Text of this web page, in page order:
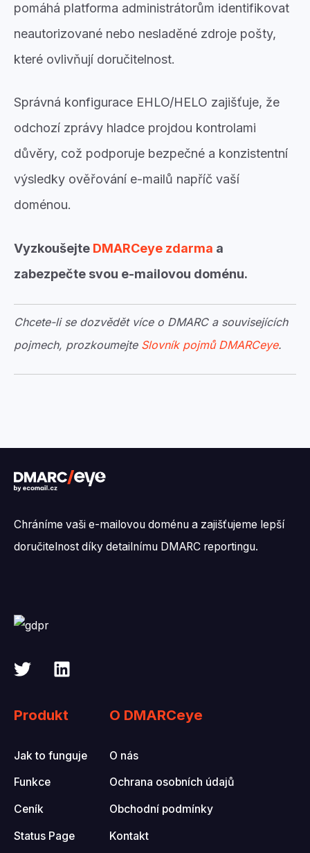
pomáhá platforma administrátorům identifikovat
neautorizované nebo nesladěné zdroje pošty,
které ovlivňují doručitelnost.
Správná konfigurace EHLO/HELO zajišťuje, že
odchozí zprávy hladce projdou kontrolami
důvěry, což podporuje bezpečné a konzistentní
výsledky ověřování e-mailů napříč vaší
doménou.
Vyzkoušejte DMARCeye zdarma a
zabezpečte svou e-mailovou doménu.
Chcete-li se dozvědět více o DMARC a souvisejících
pojmech, prozkoumejte Slovník pojmů DMARCeye.
Chráníme vaši e-mailovou doménu a zajišťujeme lepší
doručitelnost díky detailnímu DMARC reportingu.
Produkt
Jak to funguje
Funkce
Ceník
Status Page
O DMARCeye
O nás
Ochrana osobních údajů
Obchodní podmínky
Kontakt